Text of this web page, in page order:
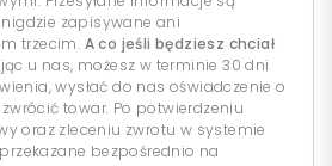
zapisywane ani
trzecim. A co jeśli będziesz chciał
u nas, możesz w terminie 30 dni
wysłać do nas oświadczenie o
towar. Po potwierdzeniu
oraz zleceniu zwrotu w systemie
bezpośrednio na